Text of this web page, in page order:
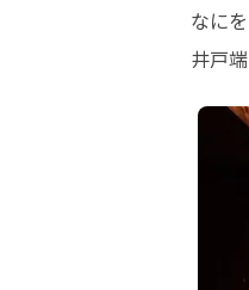
なに
井戸